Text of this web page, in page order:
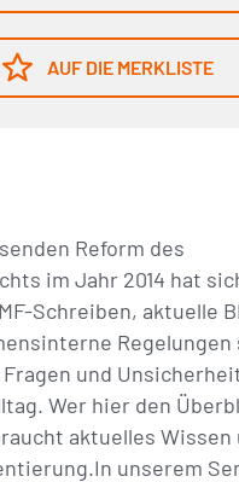
AUF DIE MERKLISTE
Reform des
im Jahr 2014 hat
Schreiben, aktuelle
Regelungen
und
Wer hier den
aktuelles Wissen
unserem